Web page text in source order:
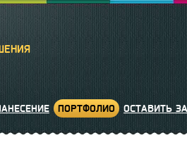
ПОРТФОЛИО ОСТАВИТЬ